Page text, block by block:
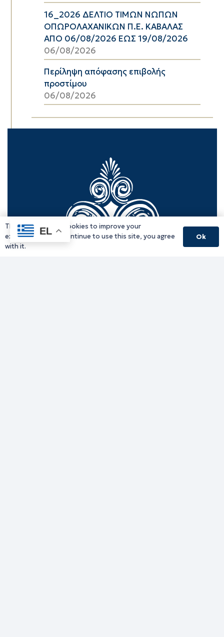
16_2026 ΔΕΛΤΙΟ ΤΙΜΩΝ ΝΩΠΩΝ
ΟΠΩΡΟΛΑΧΑΝΙΚΩΝ Π.Ε. ΚΑΒΑΛΑΣ
ΑΠΟ 06/08/2026 ΕΩΣ 19/08/2026
06/08/2026
Περίληψη απόφασης επιβολής
προστίμου
06/08/2026
EL
This website uses cookies to improve your
experience. If you continue to use this site, you agree
with it.
Ok